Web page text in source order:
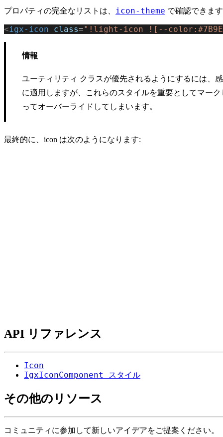
プロパティの完全なリストは、 icon-theme で確認できま
<igx-icon class="!light-icon ![--
情報
ユーティリティ クラスが優先されるようにするには、
に適用しますが、これらのスタイルを重要としてマー
ってオーバーライドしてしまいます。
最終的に、icon は次のようになります:
API リファレンス
Icon
IgxIconComponent スタイル
その他のリソース
コミュニティに参加して新しいアイデアをご提案ください。